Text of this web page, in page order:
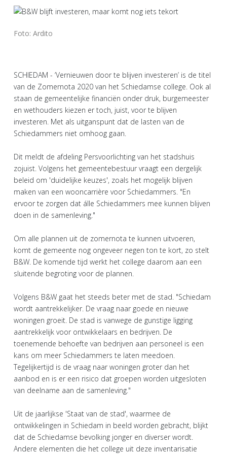
Foto: Ardito
SCHIEDAM - ‘Vernieuwen door te blijven investeren’ is de titel
van de Zomernota 2020 van het Schiedamse college. Ook al
staan de gemeentelijke financiën onder druk, burgemeester
en wethouders kiezen er toch, juist, voor te blijven
investeren. Met als uitganspunt dat de lasten van de
Schiedammers niet omhoog gaan.
Dit meldt de afdeling Persvoorlichting van het stadshuis
zojuist. Volgens het gemeentebestuur vraagt een dergelijk
beleid om 'duidelijke keuzes', zoals het mogelijk blijven
maken van een wooncarrière voor Schiedammers. "En
ervoor te zorgen dat álle Schiedammers mee kunnen blijven
doen in de samenleving."
Om alle plannen uit de zomernota te kunnen uitvoeren,
komt de gemeente nog ongeveer negen ton te kort, zo stelt
B&W. De komende tijd werkt het college daarom aan een
sluitende begroting voor de plannen.
Volgens B&W gaat het steeds beter met de stad. "Schiedam
wordt aantrekkelijker. De vraag naar goede en nieuwe
woningen groeit. De stad is vanwege de gunstige ligging
aantrekkelijk voor ontwikkelaars en bedrijven. De
toenemende behoefte van bedrijven aan personeel is een
kans om meer Schiedammers te laten meedoen.
Tegelijkertijd is de vraag naar woningen groter dan het
aanbod en is er een risico dat groepen worden uitgesloten
van deelname aan de samenleving."
Uit de jaarlijkse 'Staat van de stad', waarmee de
ontwikkelingen in Schiedam in beeld worden gebracht, blijkt
dat de Schiedamse bevolking jonger en diverser wordt.
Andere elementen die het college uit deze inventarisatie